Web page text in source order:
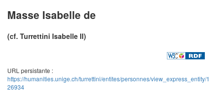
Masse Isabelle de
(cf. Turrettini Isabelle II)
URL persistante :
https://humanities.unige.ch/turrettini/entites/personnes/view_express_entity/1
26934